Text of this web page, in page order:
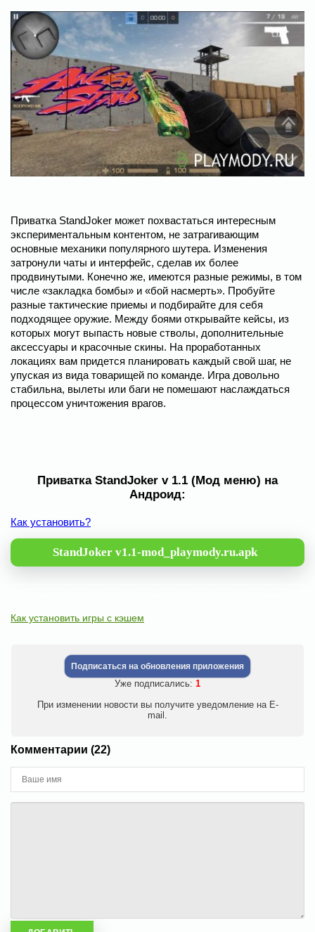
Приватка StandJoker может похвастаться интересным
экспериментальным контентом, не затрагивающим
основные механики популярного шутера. Изменения
затронули чаты и интерфейс, сделав их более
продвинутыми. Конечно же, имеются разные режимы, в том
числе «закладка бомбы» и «бой насмерть». Пробуйте
разные тактические приемы и подбирайте для себя
подходящее оружие. Между боями открывайте кейсы, из
которых могут выпасть новые стволы, дополнительные
аксессуары и красочные скины. На проработанных
локациях вам придется планировать каждый свой шаг, не
упуская из вида товарищей по команде. Игра довольно
стабильна, вылеты или баги не помешают наслаждаться
процессом уничтожения врагов.
Приватка StandJoker v 1.1 (Мод меню) на
Андроид:
Как установить?
StandJoker v1.1-mod_playmody.ru.apk
Как установить игры с кэшем
Подписаться на обновления приложения
Уже подписались: 1
При изменении новости вы получите уведомление на E-
mail.
Комментарии (22)